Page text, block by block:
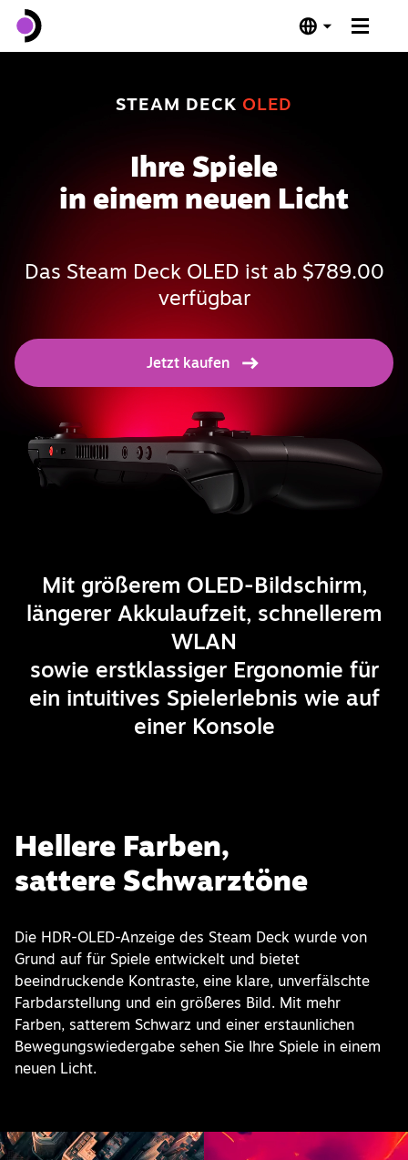
Dockingstation
Verifiziert für das Steam Deck
Technische Details
STEAM DECK OLED
Ihre Spiele
in einem neuen Licht
Das Steam Deck OLED ist ab $789.00
verfügbar
Jetzt kaufen
Mit größerem OLED-Bildschirm,
längerer Akkulaufzeit, schnellerem
WLAN
sowie erstklassiger Ergonomie für
ein intuitives Spielerlebnis wie auf
einer Konsole
Hellere Farben,
sattere Schwarztöne
Die HDR-OLED-Anzeige des Steam Deck wurde von
Grund auf für Spiele entwickelt und bietet
beeindruckende Kontraste, eine klare, unverfälschte
Farbdarstellung und ein größeres Bild. Mit mehr
Farben, satterem Schwarz und einer erstaunlichen
Bewegungswiedergabe sehen Sie Ihre Spiele in einem
neuen Licht.